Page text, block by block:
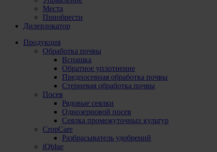
Места
Приобрести
Дилерлокатор
Продукция
Обработка почвы
Вспашка
Обратное уплотнение
Предпосевная обработка почвы
Стерневая обработка почвы
Посев
Рядовые сеялки
Однозерновой посев
Сеялка промежуточных культур
CropCare
Разбрасыватель удобрений
iQblue